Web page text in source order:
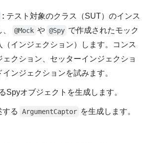
: テスト対象のクラス（SUT）のインス
@Mock や @Spy で作成されたモック
（インジェクション）します。コンス
ェクション、セッターインジェクショ
ンジェクションを試みます。
Spyオブジェクトを生成します。
する ArgumentCaptor を生成します。